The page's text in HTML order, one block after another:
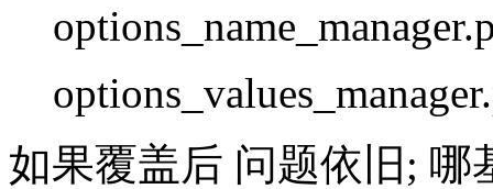
如果覆盖后 问题依旧;